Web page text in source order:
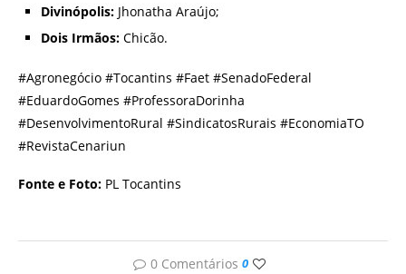
Divinópolis: Jhonatha Araújo;
Dois Irmãos: Chicão.
#Agronegócio #Tocantins #Faet #SenadoFederal
#EduardoGomes #ProfessoraDorinha
#DesenvolvimentoRural #SindicatosRurais #EconomiaTO
#RevistaCenariun
Fonte e Foto: PL Tocantins
0 Comentários 0